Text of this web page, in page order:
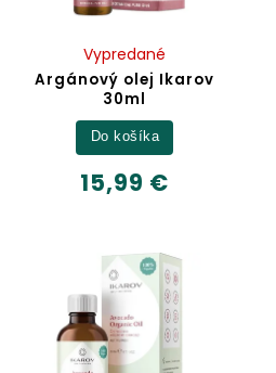
Argánový olej Ikarov
30ml
Vypredané
15,99 €
Do košíka